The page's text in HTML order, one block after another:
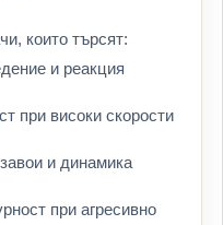
които търсят:
и реакция
при високи скорости
и динамика
при агресивно